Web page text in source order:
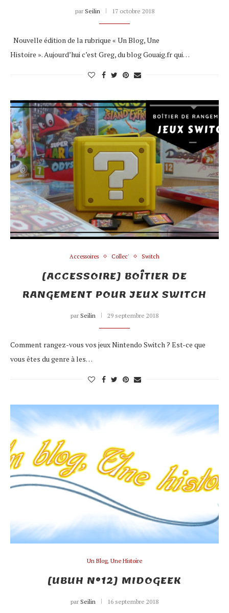
par Seilin 17 octobre 2018
Nouvelle édition de la rubrique « Un Blog, Une
Histoire ». Aujourd’hui c’est Greg, du blog Gouaig.fr qui…
Accessoires Collec' Switch
[ACCESSOIRE] BOÎTIER DE
RANGEMENT POUR JEUX SWITCH
par Seilin 29 septembre 2018
Comment rangez-vous vos jeux Nintendo Switch ? Est-ce que
vous êtes du genre à les…
Un Blog, Une Histoire
[UBUH N°12] MIDOGEEK
par Seilin 16 septembre 2018